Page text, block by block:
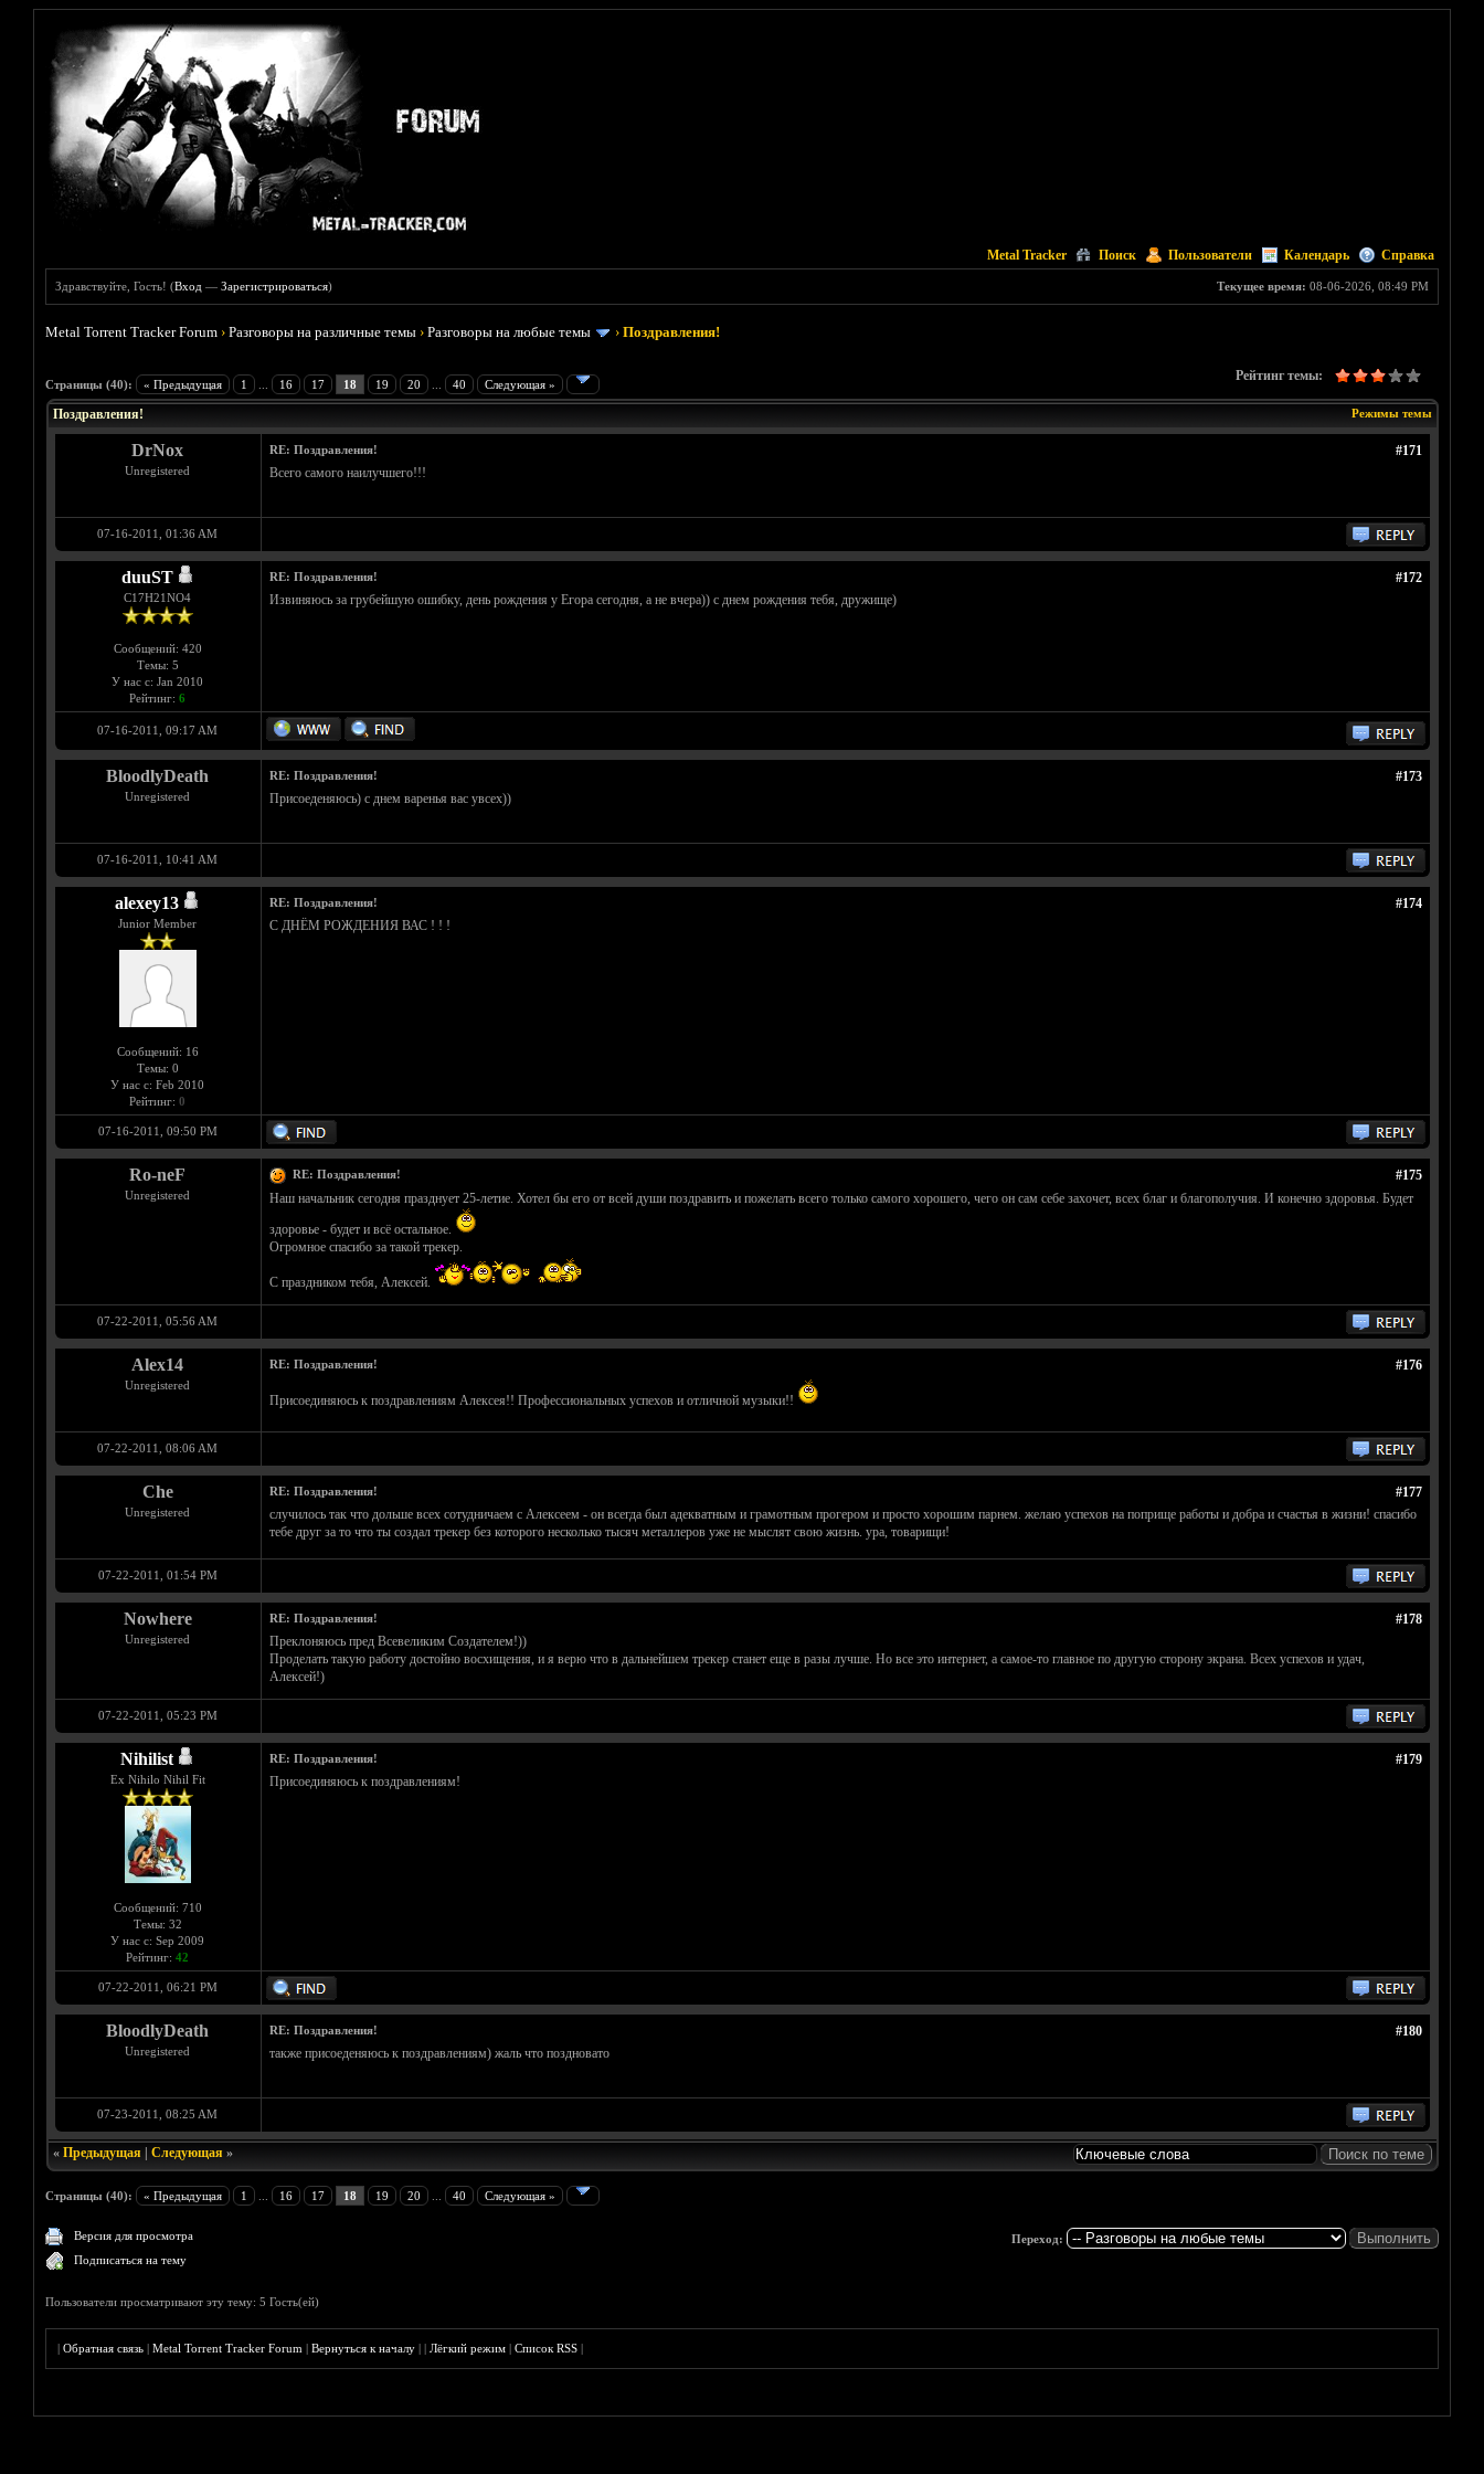
Metal Tracker Поиск Пользователи Календарь Справка
Текущее время: 08-06-2026, 08:49 PM
Здравствуйте, Гость! (Вход —Зарегистрироваться)
Metal Torrent Tracker Forum ›Разговоры на различные темы ›Разговоры на любые темы ›Поздравления!
Страницы (40): « Предыдущая 1 16 17 18 19 20 40 Следующая »
Рейтинг темы:
Голосов: 7 - Средняя оценка: 3
1
2
3
4
5
Режимы темы
Поздравления!
DrNox
Unregistered
#171
RE: Поздравления!
Всего самого наилучшего!!!
07-16-2011, 01:36 AM
duuST
С17H21NO4
Сообщений: 420
Темы: 5
У нас с: Jan 2010
Рейтинг: 6
#172
RE: Поздравления!
Извиняюсь за грубейшую ошибку, день рождения у Егора сегодня, а не вчера)) с днем рождения тебя, дружище)
07-16-2011, 09:17 AM
BloodlyDeath
Unregistered
#173
RE: Поздравления!
Присоеденяюсь) с днем варенья вас увсех))
07-16-2011, 10:41 AM
alexey13
Junior Member
Сообщений: 16
Темы: 0
У нас с: Feb 2010
Рейтинг: 0
#174
RE: Поздравления!
С ДНЁМ РОЖДЕНИЯ ВАС ! ! !
07-16-2011, 09:50 PM
Ro-neF
Unregistered
#175
RE: Поздравления!
Наш начальник сегодня празднует 25-летие. Хотел бы его от всей души поздравить и пожелать всего только самого хорошего, чего он сам себе захочет, всех благ и благополучия. И конечно здоровья. Будет
здоровье - будет и всё остальное.
Огромное спасибо за такой трекер.
С праздником тебя, Алексей.
07-22-2011, 05:56 AM
Alex14
Unregistered
#176
RE: Поздравления!
Присоединяюсь к поздравлениям Алексея!! Профессиональных успехов и отличной музыки!!
07-22-2011, 08:06 AM
Che
Unregistered
#177
RE: Поздравления!
случилось так что дольше всех сотудничаем с Алексеем - он всегда был адекватным и грамотным прогером и просто хорошим парнем. желаю успехов на поприще работы и добра и счастья в жизни! спасибо
тебе друг за то что ты создал трекер без которого несколько тысяч металлеров уже не мыслят свою жизнь. ура, товарищи!
07-22-2011, 01:54 PM
Nowhere
Unregistered
#178
RE: Поздравления!
Преклоняюсь пред Всевеликим Создателем!))
Проделать такую работу достойно восхищения, и я верю что в дальнейшем трекер станет еще в разы лучше. Но все это интернет, а самое-то главное по другую сторону экрана. Всех успехов и удач,
Алексей!)
07-22-2011, 05:23 PM
Nihilist
Ex Nihilo Nihil Fit
Сообщений: 710
Темы: 32
У нас с: Sep 2009
Рейтинг: 42
#179
RE: Поздравления!
Присоединяюсь к поздравлениям!
07-22-2011, 06:21 PM
BloodlyDeath
Unregistered
#180
RE: Поздравления!
также присоеденяюсь к поздравлениям) жаль что поздновато
07-23-2011, 08:25 AM
« Предыдущая| Следующая»
Страницы (40): « Предыдущая 1 16 17 18 19 20 40 Следующая »
Версия для просмотра
Подписаться на тему
Переход:
Пользователи просматривают эту тему: 5 Гость(ей)
|Обратная связь |Metal Torrent Tracker Forum |Вернуться к началу ||Лёгкий режим |Список RSS |